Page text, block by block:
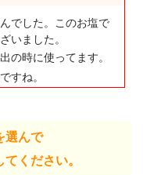
でした。このお塩で
いました。
の時に使ってます。
すね。
選んで
ください。